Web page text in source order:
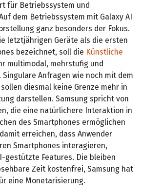
für Betriebssystem und
dem Betriebssystem mit Galaxy AI
ganz besonders der Fokus.
letztjährigen Geräte als die ersten
bezeichnet, soll die Künstliche
multimodal, mehrstufig und
Anfragen wie noch mit dem
diesmal keine Grenze mehr in
darstellen. Samsung spricht von
die eine natürlichere Interaktion in
des Smartphones ermöglichen
erreichen, dass Anwender
Smartphones interagieren,
gestützte Features. Die bleiben
Zeit kostenfrei, Samsung hat
eine Monetarisierung.